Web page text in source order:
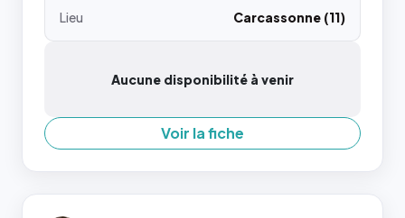
Lieu
Carcassonne (11)
Aucune disponibilité à venir
Voir la fiche